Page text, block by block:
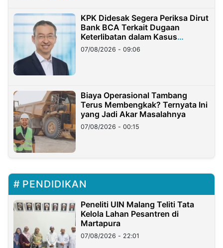
KPK Didesak Segera Periksa Dirut
Bank BCA Terkait Dugaan
Keterlibatan dalam Kasus
Hilangnya Dana Nasabah Rp2,58
Miliar
07/08/2026 - 09:06
Biaya Operasional Tambang
Terus Membengkak? Ternyata Ini
yang Jadi Akar Masalahnya
07/08/2026 - 00:15
PENDIDIKAN
Peneliti UIN Malang Teliti Tata
Kelola Lahan Pesantren di
Martapura
07/08/2026 - 22:01